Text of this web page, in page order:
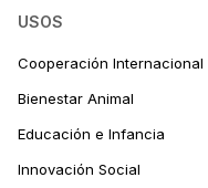
USOS
Cooperación Internacional
Bienestar Animal
Educación e Infancia
Innovación Social